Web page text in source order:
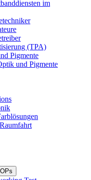
im
(TPA)
Pigmente
und Pigmente